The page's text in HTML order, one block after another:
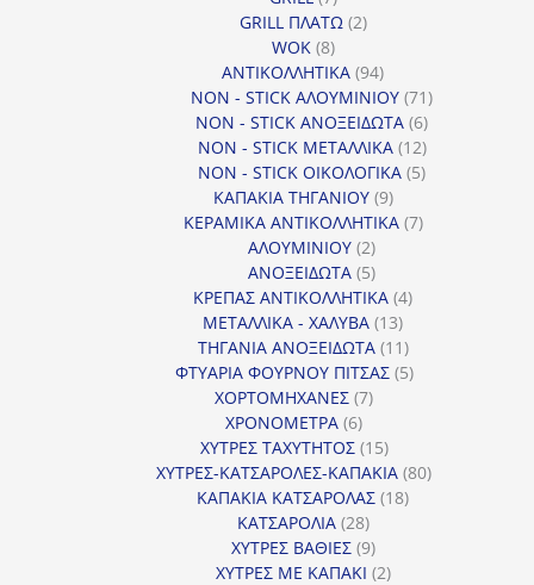
προϊόντα
GRILL ΠΛΑΤΩ 22
WOK 88
προϊόντα
ΑΝΤΙΚΟΛΛΗΤΙΚΑ 9494
προϊόντα
NON - STICK ΑΛΟΥΜΙΝΙΟΥ 7171
προϊόντα
NON - STICK ΑΝΟΞΕΙΔΩΤΑ 66
προϊόντα
NON - STICK ΜΕΤΑΛΛΙΚΑ 1212
προϊόντα
NON - STICK ΟΙΚΟΛΟΓΙΚΑ 55
ΚΑΠΑΚΙΑ ΤΗΓΑΝΙΟΥ 99
προϊόντα
ΚΕΡΑΜΙΚΑ ΑΝΤΙΚΟΛΛΗΤΙΚΑ 77
ΑΛΟΥΜΙΝΙΟΥ 22
προϊόντα
ΑΝΟΞΕΙΔΩΤΑ 55
προϊόντα
ΚΡΕΠΑΣ ΑΝΤΙΚΟΛΛΗΤΙΚΑ 44
ΜΕΤΑΛΛΙΚΑ - ΧΑΛΥΒΑ 1313
προϊόντα
ΤΗΓΑΝΙΑ ΑΝΟΞΕΙΔΩΤΑ 1111
προϊόντα
ΦΤΥΑΡΙΑ ΦΟΥΡΝΟΥ ΠΙΤΣΑΣ 55
ΧΟΡΤΟΜΗΧΑΝΕΣ 77
ΧΡΟΝΟΜΕΤΡΑ 66
προϊόντα
ΧΥΤΡΕΣ ΤΑΧΥΤΗΤΟΣ 1515
προϊόντα
ΧΥΤΡΕΣ-ΚΑΤΣΑΡΟΛΕΣ-ΚΑΠΑΚΙΑ 8080
ΚΑΠΑΚΙΑ ΚΑΤΣΑΡΟΛΑΣ 1818
ΚΑΤΣΑΡΟΛΙΑ 2828
προϊόντα
ΧΥΤΡΕΣ ΒΑΘΙΕΣ 99
προϊόντα
ΧΥΤΡΕΣ ΜΕ ΚΑΠΑΚΙ 22